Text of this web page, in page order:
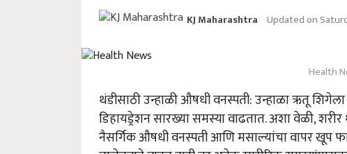
KJ Maharashtra Updated on
Health
थंडीसाठी उन्हाळी औषधी वनस्पती: उन्हाळा ऋतू
डिहायड्रेशन सारख्या समस्या वाढतात. अशा वेळी,
नैसर्गिक औषधी वनस्पती आणि मसाल्यांचा वापर खूप